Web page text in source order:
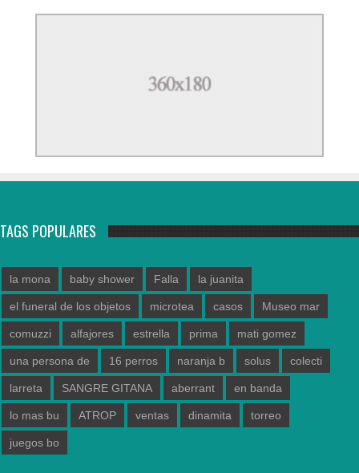
TAGS POPULARES
la mona baby shower Falla la juanita
el funeral de los objetos microtea casos Museo mar
comuzzi alfajores estrella prima mati gomez
una persona de 16 perros naranja b solus colecti
larreta SANGRE GITANA aberrant en banda
lo mas bu ATROP ventas dinamita torreo
juegos bo